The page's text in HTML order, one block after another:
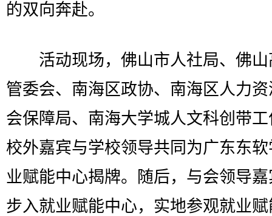
的双向奔赴。
活动现场，佛山市人社局、佛山
管委会、南海区政协、南海区人力
会保障局、南海大学城人文科创带
校外嘉宾与学校领导共同为广东东
业赋能中心揭牌。随后，与会领导
步入就业赋能中心，实地参观就业